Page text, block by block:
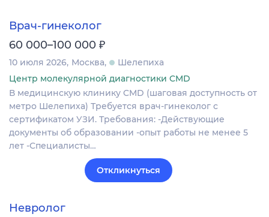
Врач-гинеколог
60 000–100 000 ₽
10 июля 2026 Москва
Шелепиха
Центр молекулярной диагностики CMD
В медицинскую клинику CMD (шаговая доступность от
метро Шелепиха) Требуется врач-гинеколог с
сертификатом УЗИ. Требования: -Действующие
документы об образовании -опыт работы не менее 5
лет -Специалисты…
Откликнуться
Невролог